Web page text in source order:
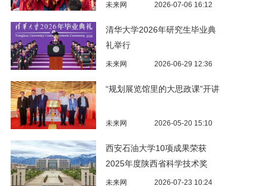
未来网 2026-07-06 16:12
清华大学2026年研究生毕业典
礼举行
未来网 2026-06-29 12:36
“规划展览馆里的大思政课”开讲
未来网 2026-05-20 15:10
西安石油大学10项成果荣获
2025年度陕西省科学技术奖
未来网 2026-07-23 10:24